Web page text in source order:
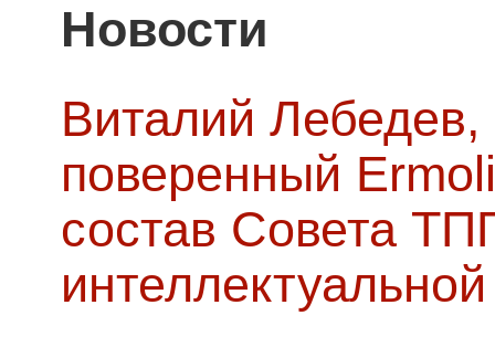
Новости
Виталий Лебедев,
поверенный
состав Совета